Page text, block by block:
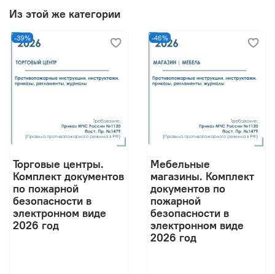
Из этой же категории
-39%
Торговые центры.
Комплект документов
по пожарной
безопасности в
электронном виде
2026 год
-46%
Мебельные
магазины. Комплект
документов по
пожарной
безопасности в
электронном виде
2026 год